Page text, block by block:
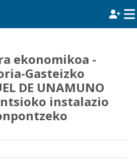
ekonomikoa -
Gasteizko
DE UNAMUNO
instalazio